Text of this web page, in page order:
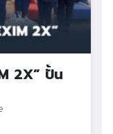
2X” ปั้น